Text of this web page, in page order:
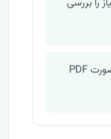
را بررسی
قرارداد را پیش‌نمایش، چاپ یا به‌صورت PDF